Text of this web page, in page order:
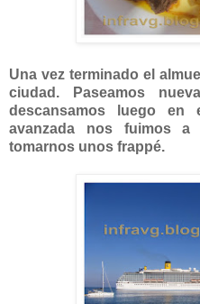
Una vez terminado el
ciudad. Paseamos
descansamos luego
avanzada nos fuimos
tomarnos unos frappé.